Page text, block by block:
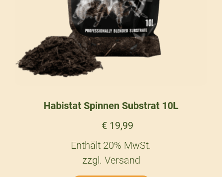
Habistat Spinnen Substrat 10L
€19,99
Enthält 20% MwSt.
zzgl. Versand